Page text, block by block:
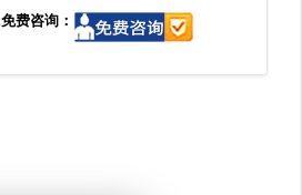
免费咨询：